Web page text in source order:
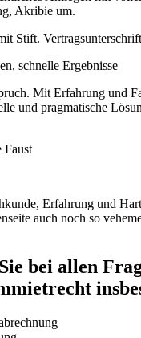
Akribie um.
schnelle Ergebnisse
Mit Erfahrung und
und pragmatische
Erfahrung und
auch noch so
bei allen